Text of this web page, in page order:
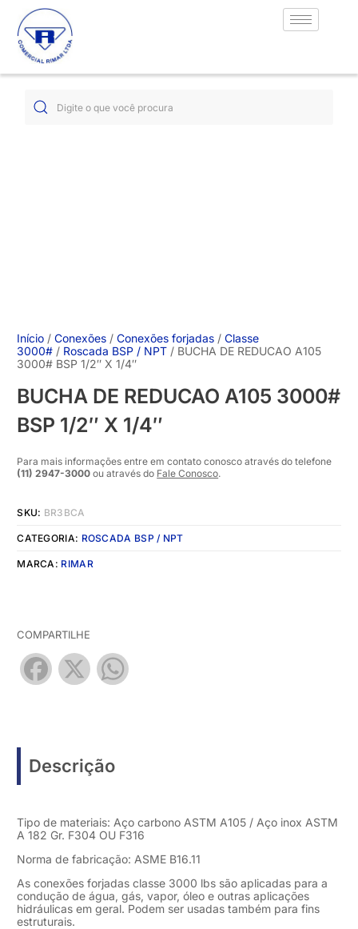
Início /Conexões /Conexões forjadas /Classe
3000# / Roscada BSP / NPT / BUCHA DE REDUCAO A105
3000# BSP 1/2″ X 1/4″
BUCHA DE REDUCAO A105 3000#
BSP 1/2″ X 1/4″
Para mais informações entre em contato conosco através do telefone
(11) 2947-3000 ou através do Fale Conosco.
SKU: BR3BCA
CATEGORIA: ROSCADA BSP / NPT
MARCA: RIMAR
COMPARTILHE
Facebook
X
Descrição
Tipo de materiais: Aço carbono ASTM A105 / Aço inox ASTM
A 182 Gr. F304 OU F316
Norma de fabricação: ASME B16.11
As conexões forjadas classe 3000 lbs são aplicadas para a
condução de água, gás, vapor, óleo e outras aplicações
hidráulicas em geral. Podem ser usadas também para fins
estruturais.